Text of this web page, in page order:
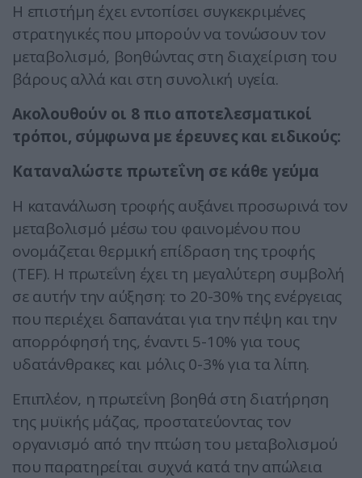
Η επιστήμη έχει εντοπίσει συγκεκριμένες
στρατηγικές που μπορούν να τονώσουν τον
μεταβολισμό, βοηθώντας στη διαχείριση του
βάρους αλλά και στη συνολική υγεία.
Ακολουθούν οι 8 πιο αποτελεσματικοί
τρόποι, σύμφωνα με έρευνες και ειδικούς:
Καταναλώστε πρωτεΐνη σε κάθε γεύμα
Η κατανάλωση τροφής αυξάνει προσωρινά τον
μεταβολισμό μέσω του φαινομένου που
ονομάζεται θερμική επίδραση της τροφής
(TEF). Η πρωτεΐνη έχει τη μεγαλύτερη συμβολή
σε αυτήν την αύξηση: το 20-30% της ενέργειας
που περιέχει δαπανάται για την πέψη και την
απορρόφησή της, έναντι 5-10% για τους
υδατάνθρακες και μόλις 0-3% για τα λίπη.
Επιπλέον, η πρωτεΐνη βοηθά στη διατήρηση
της μυϊκής μάζας, προστατεύοντας τον
οργανισμό από την πτώση του μεταβολισμού
που παρατηρείται συχνά κατά την απώλεια